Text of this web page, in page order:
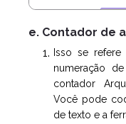
e. Contador de
Isso se
numeração
contador
Você pode
de texto e a